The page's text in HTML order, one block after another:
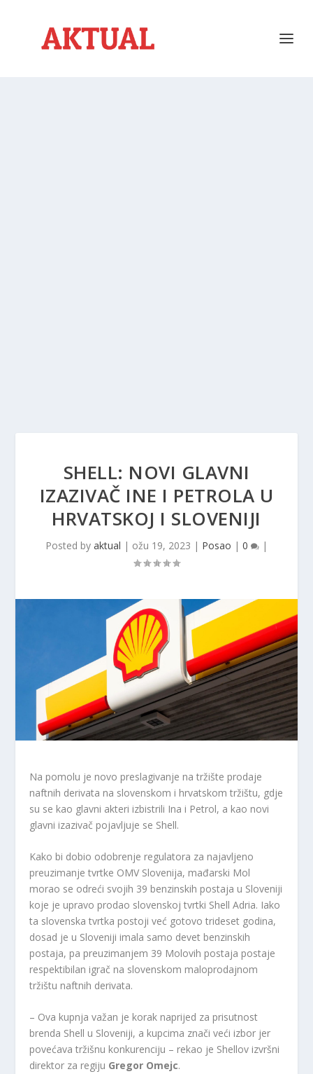
SHELL: NOVI GLAVNI
IZAZIVAČ INE I PETROLA U
HRVATSKOJ I SLOVENIJI
Posted by aktual | ožu 19, 2023 | Posao | 0 |
Na pomolu je novo preslagivanje na tržište prodaje
naftnih derivata na slovenskom i hrvatskom tržištu, gdje
su se kao glavni akteri izbistrili Ina i Petrol, a kao novi
glavni izazivač pojavljuje se Shell.
Kako bi dobio odobrenje regulatora za najavljeno
preuzimanje tvrtke OMV Slovenija, mađarski Mol
morao se odreći svojih 39 benzinskih postaja u Sloveniji
koje je upravo prodao slovenskoj tvrtki Shell Adria. Iako
ta slovenska tvrtka postoji već gotovo trideset godina,
dosad je u Sloveniji imala samo devet benzinskih
postaja, pa preuzimanjem 39 Molovih postaja postaje
respektibilan igrač na slovenskom maloprodajnom
tržištu naftnih derivata.
– Ova kupnja važan je korak naprijed za prisutnost
brenda Shell u Sloveniji, a kupcima znači veći izbor jer
povećava tržišnu konkurenciju – rekao je Shellov izvršni
direktor za regiju Gregor Omejc.